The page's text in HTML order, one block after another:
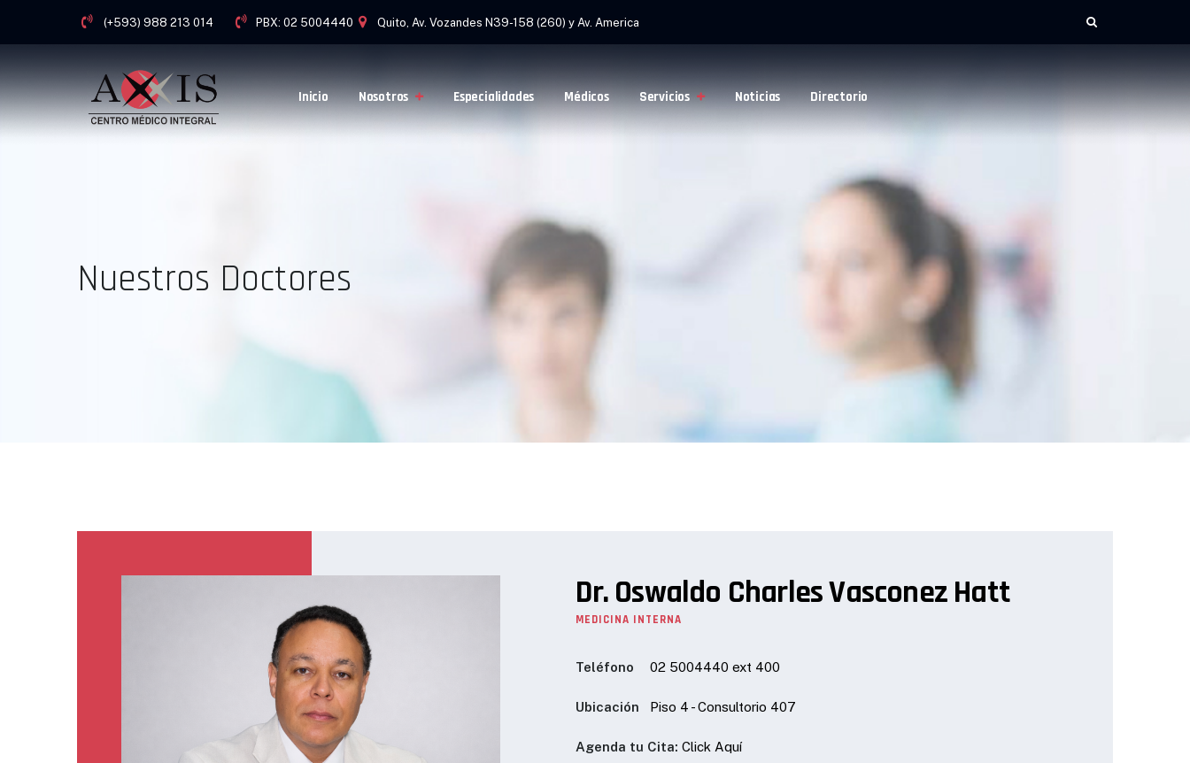
(+593) 988 213 014 PBX: 02 5004440 Quito, Av. Vozandes N39-158 (260) y Av. America
Inicio Nosotros Especialidades Médicos Servicios Noticias Directorio
Nuestros Doctores
Dr. Oswaldo Charles Vasconez Hatt
MEDICINA INTERNA
Teléfono 02 5004440 ext 400
Ubicación Piso 4 - Consultorio 407
Agenda tu Cita: Click Aquí